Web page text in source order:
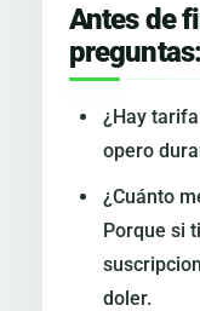
Antes de
preguntas:
¿Hay
opero
¿Cuánto
Porque si
doler.